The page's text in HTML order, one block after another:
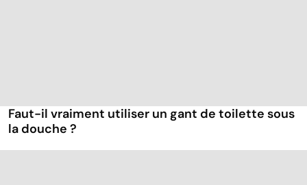
Faut-il vraiment utiliser un gant de toilette sous
la douche ?